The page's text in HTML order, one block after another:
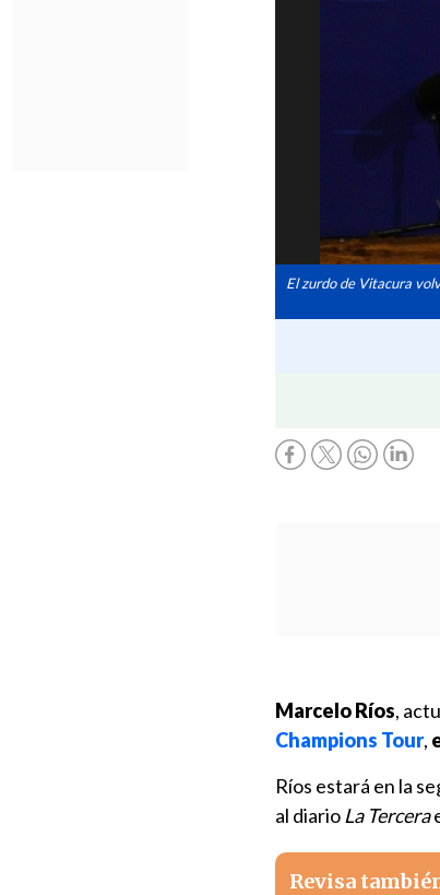
El zurdo de Vitacura
Marcelo Ríos,
Champions Tour,
Ríos estará en la
al diario La Tercera
Revisa